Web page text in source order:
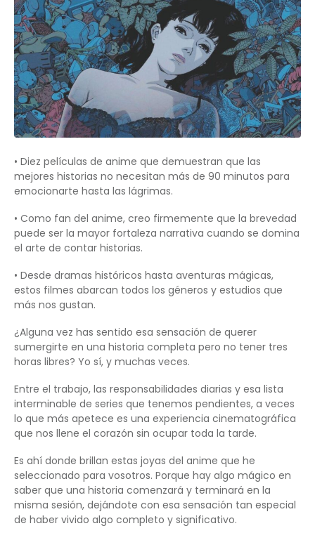
• Diez películas de anime que demuestran que las
mejores historias no necesitan más de 90 minutos para
emocionarte hasta las lágrimas.
• Como fan del anime, creo firmemente que la brevedad
puede ser la mayor fortaleza narrativa cuando se domina
el arte de contar historias.
• Desde dramas históricos hasta aventuras mágicas,
estos filmes abarcan todos los géneros y estudios que
más nos gustan.
¿Alguna vez has sentido esa sensación de querer
sumergirte en una historia completa pero no tener tres
horas libres? Yo sí, y muchas veces.
Entre el trabajo, las responsabilidades diarias y esa lista
interminable de series que tenemos pendientes, a veces
lo que más apetece es una experiencia cinematográfica
que nos llene el corazón sin ocupar toda la tarde.
Es ahí donde brillan estas joyas del anime que he
seleccionado para vosotros. Porque hay algo mágico en
saber que una historia comenzará y terminará en la
misma sesión, dejándote con esa sensación tan especial
de haber vivido algo completo y significativo.